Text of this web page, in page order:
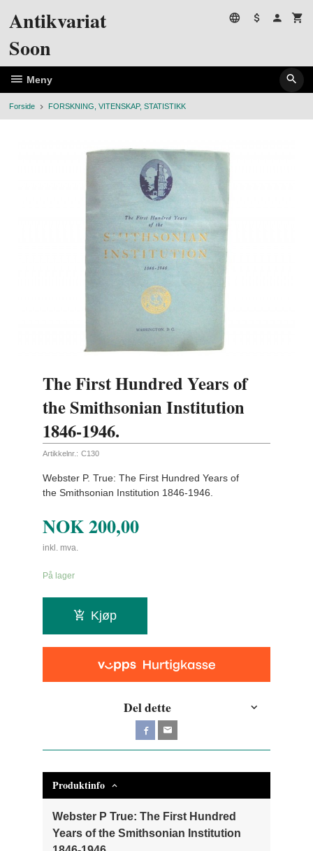
Antikvariat
Soon
Meny
Forside FORSKNING, VITENSKAP, STATISTIKK
The First Hundred Years of
the Smithsonian Institution
1846-1946.
Artikkelnr.: C130
Webster P. True: The First Hundred Years of
the Smithsonian Institution 1846-1946.
NOK200,00
inkl. mva.
På lager
Kjøp
Del dette
Produktinfo
Webster P True: The First Hundred
Years of the Smithsonian Institution